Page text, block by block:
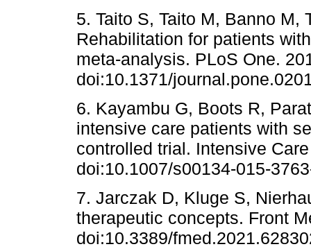
5. Taito S, Taito M, Banno M,
Rehabilitation for patients
meta-analysis. PLoS One.
doi:10.1371/
6. Kayambu G, Boots R,
intensive care patients with
controlled trial. Intensive
doi:10.1007/s00134-015-
7. Jarczak D, Kluge S,
therapeutic concepts. Front
doi:10.3389/